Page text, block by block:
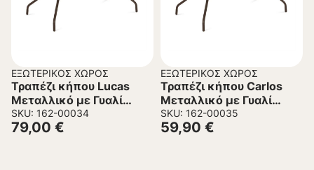
ΕΞΩΤΕΡΙΚΌΣ ΧΏΡΟΣ
Τραπέζι κήπου Lucas
Μεταλλικό με Γυαλί
Καφέ 130x80x70 εκ.
SKU: 162-00034
79,00 €
ΕΞΩΤΕΡΙΚΌΣ ΧΏΡΟΣ
Τραπέζι κήπου Carlos
Μεταλλικό με Γυαλί
Καφέ 110x65x72 εκ.
SKU: 162-00035
59,90 €